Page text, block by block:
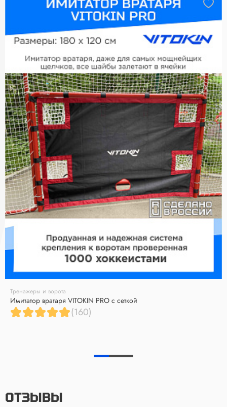
Тренажеры и ворота
Имитатор вратаря VITOKIN PRO с сеткой
(160)
ОТЗЫВЫ